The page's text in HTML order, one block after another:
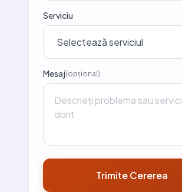
Serviciu
Mesaj(opțional)
Trimite Cererea